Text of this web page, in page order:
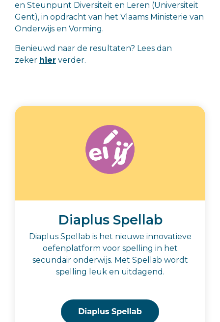
en Steunpunt Diversiteit en Leren (Universiteit
Gent), in opdracht van het Vlaams Ministerie van
Onderwijs en Vorming.
Benieuwd naar de resultaten? Lees dan
zeker hier verder.
Diaplus Spellab
Diaplus Spellab is het nieuwe innovatieve
oefenplatform voor spelling in het
secundair onderwijs. Met Spellab wordt
spelling leuk en uitdagend.